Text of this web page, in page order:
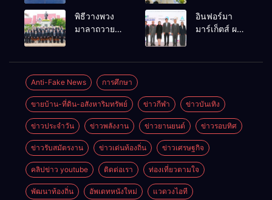
เยาวชน ผ่าน
บ้านยอดเยี่ยม
มอบแหนบ
เกียรติยศแห่ง
พิธีวางพวง
มาลาถวาย
2569 และ
การแข่งขัน
ฟุตบอลวันรพี
เพื่อเชื่อม
ความสัมพันธ์
อันดีของ
หน่วยงานใน
กระบวนการ
ยุติธรรม
อินฟอร์มา
มาร์เก็ตส์ ผนึก
Thailand
2026 เชื่อม 4
งานใหญ่
สร้างโอกาส
ธุรกิจครบ
วงจร ด้วยครับ
Anti-Fake News การศึกษา
ขายบ้าน-ที่ดิน-อสังหาริมทรัพย์ ข่าวกีฬา ข่าวบันเทิง
ข่าวประจำวัน ข่าวพลังงาน ข่าวยานยนต์ ข่าวรอบทิศ
ข่าวรับสมัตรงาน ข่าวเด่นท้องถิ่น ข่าวเศรษฐกิจ
คลิปข่าว youtube ติดต่อเรา ท่องเที่ยวตามใจ
พัฒนาท้องถิ่น อัพเดทหนังใหม่ แวดวงไอที